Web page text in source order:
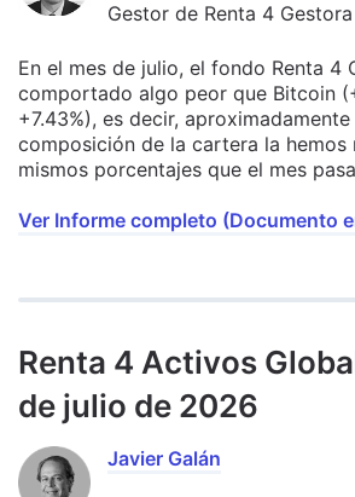
Gestor de Renta 4 Gestora
En el mes de julio, el fondo Renta 4
comportado algo peor que Bitcoin
+7.43%), es decir,
composición de la cartera la hemos
mismos porcentajes que el mes
Ver Informe completo (Documento
Renta 4 Activos
de julio de 2026
Javier Galán